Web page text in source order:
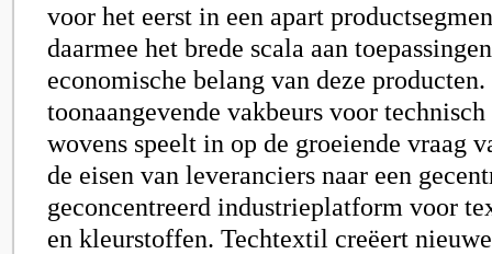
voor het eerst in een apart
daarmee het brede scala aan
economische belang van deze producten.
toonaangevende vakbeurs voor
wovens speelt in op de groeiende vraag
de eisen van leveranciers naar een
geconcentreerd industrieplatform voor
en kleurstoffen. Techtextil creëert